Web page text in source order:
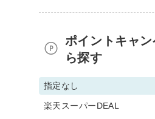
ポイントキャ
ら探す
指定なし
楽天スーパーDEAL